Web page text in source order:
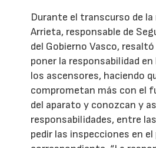
Durante el transcurso de
Arrieta, responsable de
del Gobierno Vasco, resaltó
poner la responsabilidad
los ascensores, haciendo
comprometan más con el
del aparato y conozcan y
responsabilidades, entre
pedir las inspecciones en el